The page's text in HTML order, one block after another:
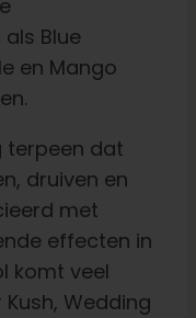
Blue
en Mango
terpeen dat
druiven en
met
effecten in
komt veel
Wedding